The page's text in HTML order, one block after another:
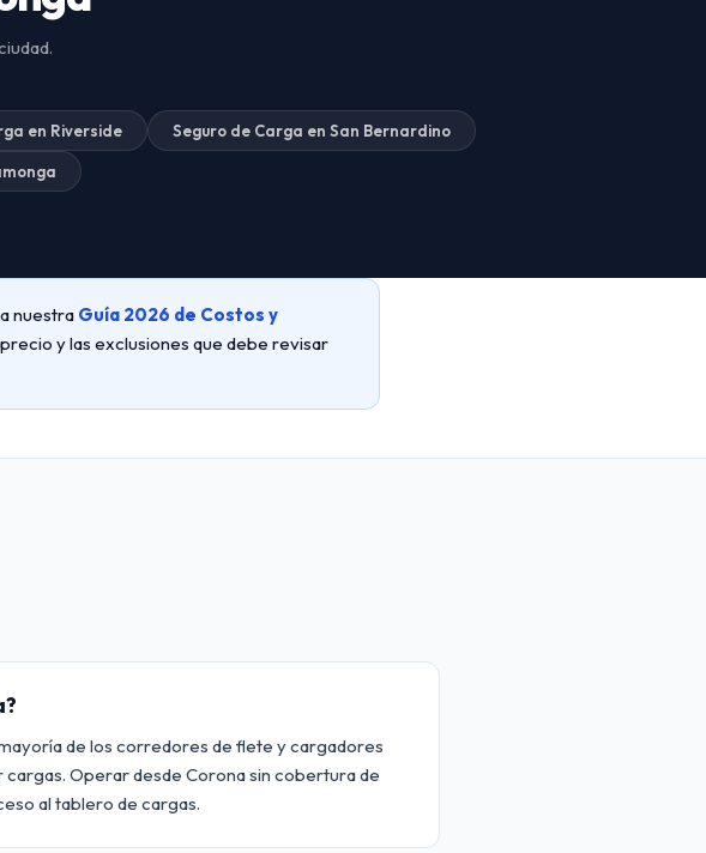
en Riverside Seguro de Carga en San Bernardino
nuestra Guía 2026 de Costos y
y las exclusiones que debe revisar
de los corredores de flete y cargadores
Operar desde Corona sin cobertura de
al tablero de cargas.